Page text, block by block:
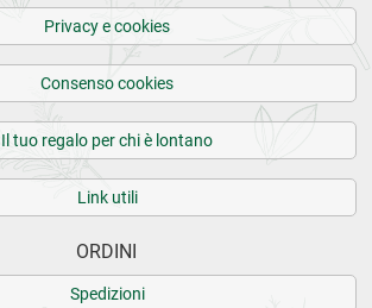
Privacy e cookies
Consenso cookies
Il tuo regalo per chi è lontano
Link utili
ORDINI
Spedizioni